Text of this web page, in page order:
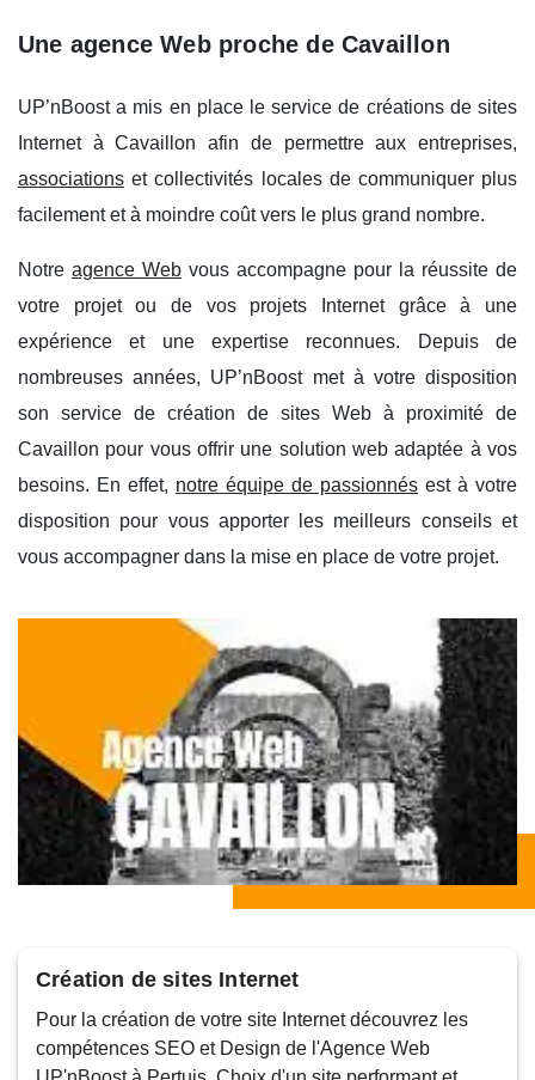
Une agence Web proche de Cavaillon
UP’nBoost a mis en place le service de créations de sites
Internet à Cavaillon afin de permettre aux entreprises,
associations et collectivités locales de communiquer plus
facilement et à moindre coût vers le plus grand nombre.
Notre agence Web vous accompagne pour la réussite de
votre projet ou de vos projets Internet grâce à une
expérience et une expertise reconnues. Depuis de
nombreuses années, UP’nBoost met à votre disposition
son service de création de sites Web à proximité de
Cavaillon pour vous offrir une solution web adaptée à vos
besoins. En effet, notre équipe de passionnés est à votre
disposition pour vous apporter les meilleurs conseils et
vous accompagner dans la mise en place de votre projet.
Création de sites Internet
Pour la création de votre site Internet découvrez les
compétences SEO et Design de l'Agence Web